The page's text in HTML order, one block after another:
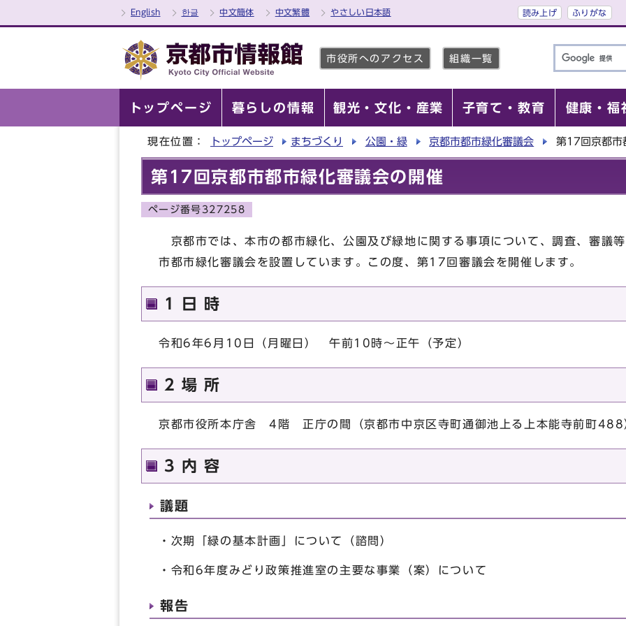
English 한글 中文簡体 中文繁體 やさしい日本語 読み上げ ふりがな
市役所へのアクセス 組織一覧
トップページ 暮らしの情報 観光・文化・産業 子育て・教育 健康・福
現在位置： トップページ まちづくり 公園・緑 京都市都市緑化審議会 第17回京都市
第17回京都市都市緑化審議会の開催
ページ番号327258
京都市では、本市の都市緑化、公園及び緑地に関する事項について、調査、審議
市都市緑化審議会を設置しています。この度、第17回審議会を開催します。
1 日 時
令和6年6月10日（月曜日） 午前10時～正午（予定）
2 場 所
京都市役所本庁舎 4階 正庁の間（京都市中京区寺町通御池上る上本能寺前町488
3 内 容
議題
・次期「緑の基本計画」について（諮問）
・令和6年度みどり政策推進室の主要な事業（案）について
報告